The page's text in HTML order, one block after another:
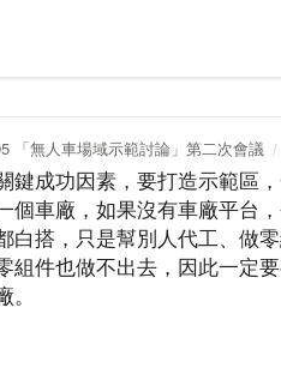
「無人車場域示範討論」第二次會議
鍵成功因素，要打造示範區
個車廠，如果沒有車廠平台
白搭，只是幫別人代工、做
組件也做不出去，因此一定